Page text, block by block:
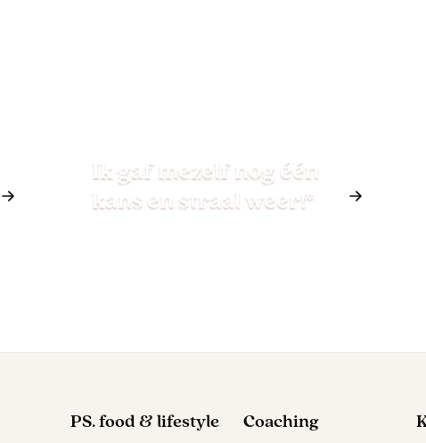
Ik gaf mezelf nog één
kans en straal weer!*
PS. food & lifestyle Coaching